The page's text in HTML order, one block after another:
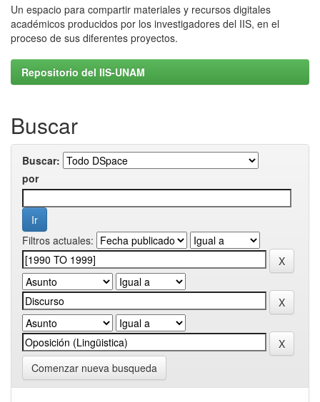
Un espacio para compartir materiales y recursos digitales
académicos producidos por los investigadores del IIS, en el
proceso de sus diferentes proyectos.
Repositorio del IIS-UNAM
Buscar
Buscar:
por
Filtros actuales:
Comenzar nueva busqueda